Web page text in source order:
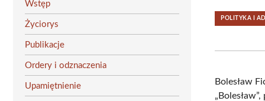
Wstęp
Życiorys
Publikacje
Ordery i odznaczenia
Upamiętnienie
POLITYKA I
Bolesław